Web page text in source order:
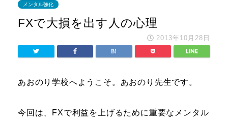
メンタル強化
FXで大損を出す人の心理
2013年10月28日
あおのり学校へようこそ。あおのり先生です。
今回は、FXで利益を上げるために重要なメンタル